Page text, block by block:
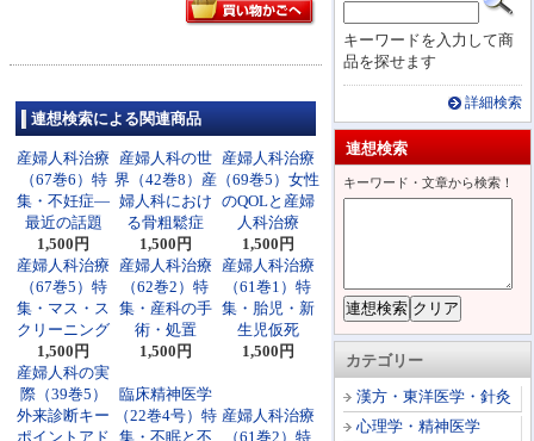
キーワードを入力して商
品を探せます
詳細検索
連想検索
キーワード・文章から検索！
カテゴリー
漢方・東洋医学・針灸
心理学・精神医学
連想検索による関連商品
産婦人科治療
（67巻6）特
集・不妊症―
最近の話題
1,500円
産婦人科の世
界（42巻8）産
婦人科におけ
る骨粗鬆症
1,500円
産婦人科治療
（69巻5）女性
のQOLと産婦
人科治療
1,500円
産婦人科治療
（67巻5）特
集・マス・ス
クリーニング
1,500円
産婦人科治療
（62巻2）特
集・産科の手
術・処置
1,500円
産婦人科治療
（61巻1）特
集・胎児・新
生児仮死
1,500円
産婦人科の実
際（39巻5）
外来診断キー
ポイントアド
臨床精神医学
（22巻4号）特
集・不眠と不
産婦人科治療
（61巻2）特